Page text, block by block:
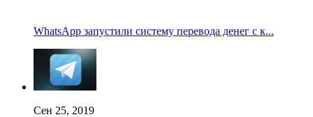
WhatsApp запустили систему перевода денег с к...
Сен 25, 2019